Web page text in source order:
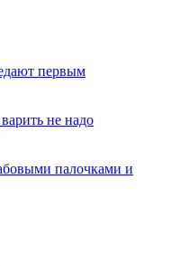
первым
не надо
палочками и